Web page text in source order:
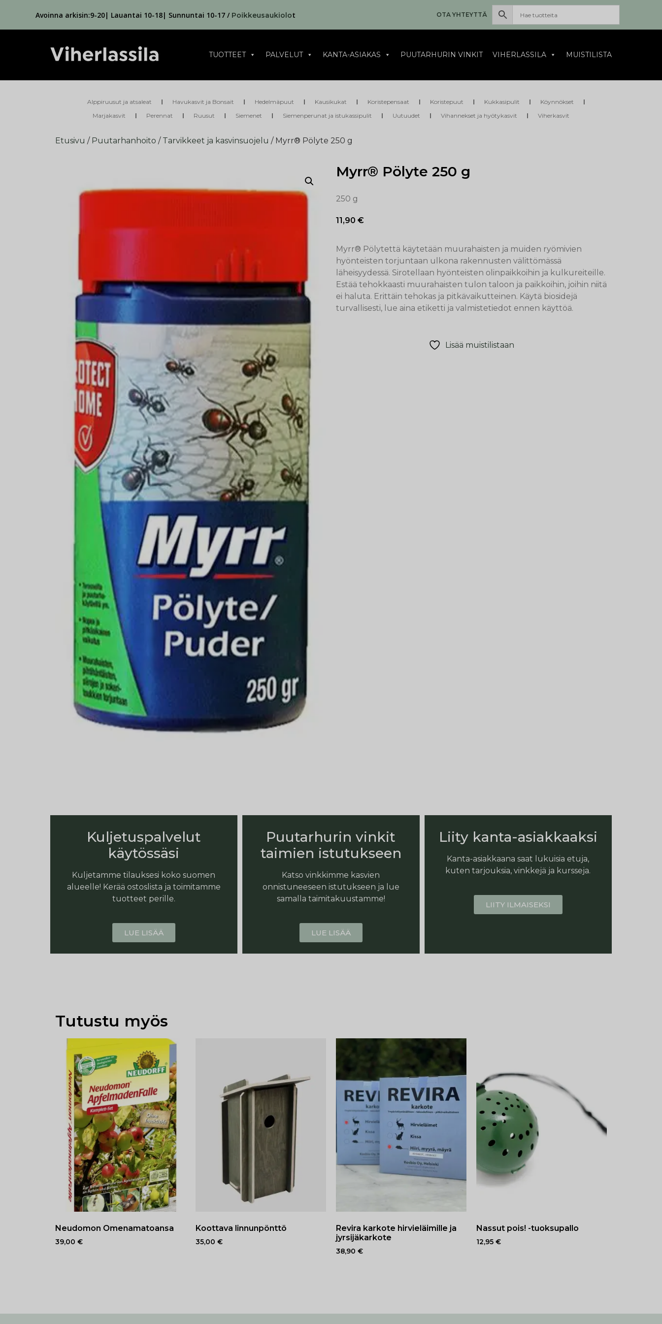
Avoinna arkisin:9-20| Lauantai 10-18| Sunnuntai 10-17 / Poikkeusaukiolot OTA YHTEYTTÄ
TUOTTEET PALVELUT KANTA-ASIAKAS PUUTARHURIN VINKIT VIHERLASSILA MUISTILISTA
Alppiruusut ja atsaleat Havukasvit ja Bonsait Hedelmäpuut Kausikukat Koristepensaat Koristepuut Kukkasipulit
Köynnökset
Marjakasvit
Perennat Ruusut Siemenet Siemenperunat ja istukassipulit Uutuudet Vihannekset ja hyötykasvit Viherkasvit
Etusivu / Puutarhanhoito / Tarvikkeet ja kasvinsuojelu / Myrr® Pölyte 250 g
Myrr® Pölyte 250 g
250 g
11,90 €
Myrr® Pölytettä käytetään muurahaisten ja muiden ryömivien
hyönteisten torjuntaan ulkona rakennusten välittömässä
läheisyydessä. Sirotellaan hyönteisten olinpaikkoihin ja kulkureiteille.
Estää tehokkaasti muurahaisten tulon taloon ja paikkoihin, joihin niitä
ei haluta. Erittäin tehokas ja pitkävaikutteinen. Käytä biosidejä
turvallisesti, lue aina etiketti ja valmistetiedot ennen käyttöä.
Lisää muistilistaan
Kuljetuspalvelut
käytössäsi
Kuljetamme tilauksesi koko suomen
alueelle! Kerää ostoslista ja toimitamme
tuotteet perille.
LUE LISÄÄ
Puutarhurin vinkit
taimien istutukseen
Katso vinkkimme kasvien
onnistuneeseen istutukseen ja lue
samalla taimitakuustamme!
LUE LISÄÄ
Liity kanta-asiakkaaksi
Kanta-asiakkaana saat lukuisia etuja,
kuten tarjouksia, vinkkejä ja kursseja.
LIITY ILMAISEKSI
Tutustu myös
Neudomon Omenamatoansa
39,00 €
Koottava linnunpönttö
35,00 €
Revira karkote hirvieläimille ja
jyrsijäkarkote
38,90 €
Nassut pois! -tuoksupallo
12,95 €